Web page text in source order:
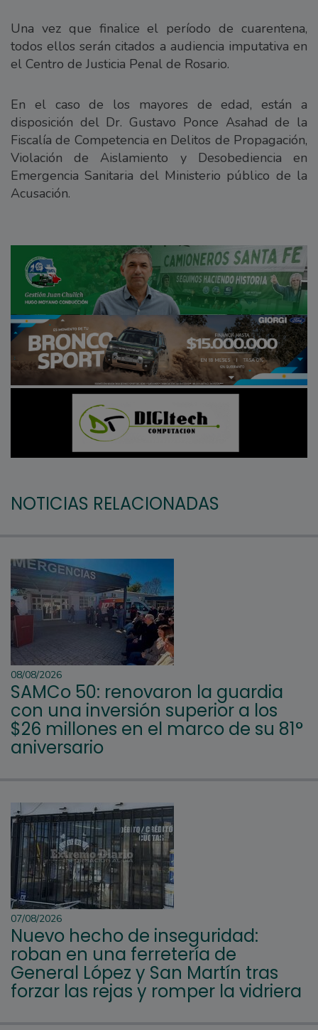
Una vez que finalice el período de cuarentena,
todos ellos serán citados a audiencia imputativa en
el Centro de Justicia Penal de Rosario.
En el caso de los mayores de edad, están a
disposición del Dr. Gustavo Ponce Asahad de la
Fiscalía de Competencia en Delitos de Propagación,
Violación de Aislamiento y Desobediencia en
Emergencia Sanitaria del Ministerio público de la
Acusación.
NOTICIAS RELACIONADAS
08/08/2026
SAMCo 50: renovaron la guardia
con una inversión superior a los
$26 millones en el marco de su 81°
aniversario
07/08/2026
Nuevo hecho de inseguridad:
roban en una ferretería de
General López y San Martín tras
forzar las rejas y romper la vidriera